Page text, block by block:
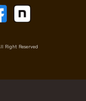
Right Reserved